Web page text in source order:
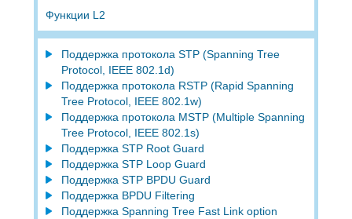
Функции L2
Поддержка протокола STP (Spanning Tree
Protocol, IEEE 802.1d)
Поддержка протокола RSTP (Rapid Spanning
Tree Protocol, IEEE 802.1w)
Поддержка протокола MSTP (Multiple Spanning
Tree Protocol, IEEE 802.1s)
Поддержка STP Root Guard
Поддержка STP Loop Guard
Поддержка STP BPDU Guard
Поддержка BPDU Filtering
Поддержка Spanning Tree Fast Link option